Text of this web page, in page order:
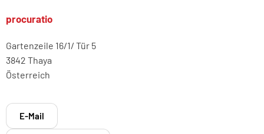
procuratio
Gartenzeile 16/1/ Tür 5
3842 Thaya
Österreich
E-Mail